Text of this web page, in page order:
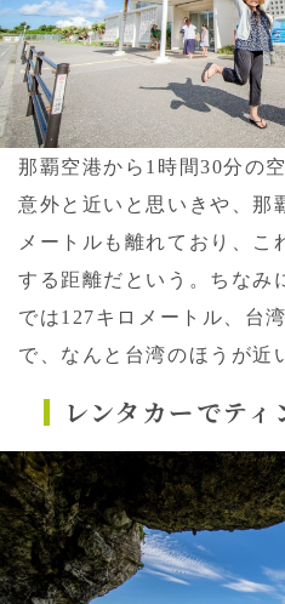
那覇空港から1時間30分の
意外と近いと思いきや、那
メートルも離れており、こ
する距離だという。ちなみ
では127キロメートル、台
で、なんと台湾のほうが近
レンタカーでティ